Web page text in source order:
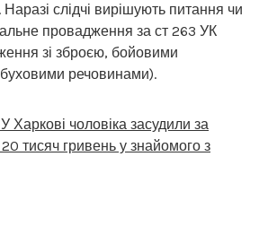
слідчі вирішують питання чи
провадження за ст 263 УК
зі зброєю, бойовими
речовинами).
У Харкові чоловіка засудили за
тисяч гривень у знайомого з